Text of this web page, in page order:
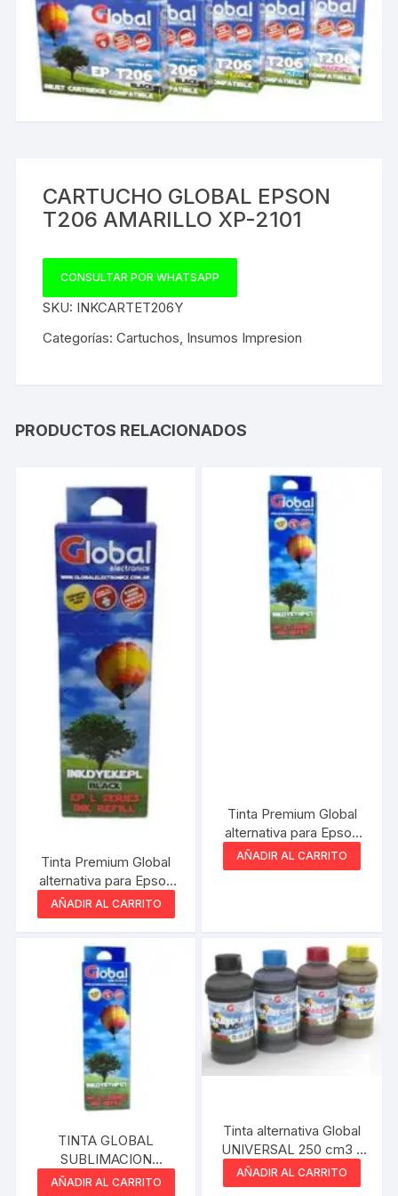
CARTUCHO GLOBAL EPSON
T206 AMARILLO XP-2101
CONSULTAR POR WHATSAPP
SKU: INKCARTET206Y
Categorías:Cartuchos, Insumos Impresion
PRODUCTOS RELACIONADOS
Tinta Premium Global
alternativa para Epson
serie L T664 70 cm3
AMARILLO
AÑADIR AL CARRITO
Tinta Premium Global
alternativa para Epson
serie L T664 Negro 70
cm3
AÑADIR AL CARRITO
TINTA GLOBAL
SUBLIMACION
PREMIUM AMARILLO
AÑADIR AL CARRITO
Tinta alternativa Global
UNIVERSAL 250 cm3 –
Light Cyan
AÑADIR AL CARRITO